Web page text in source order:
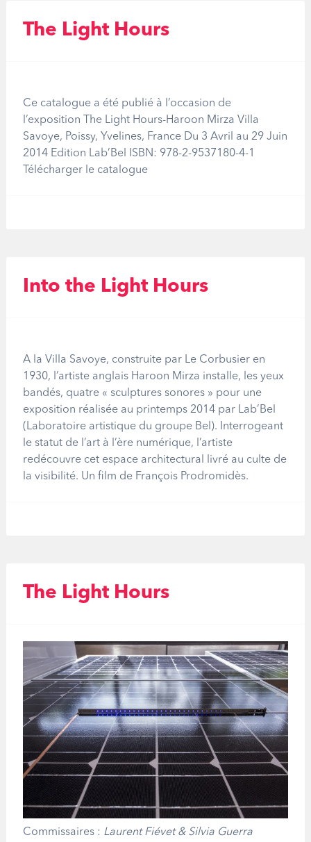
The Light Hours
Ce catalogue a été publié à l’occasion de
l’exposition The Light Hours-Haroon Mirza Villa
Savoye, Poissy, Yvelines, France Du 3 Avril au 29 Juin
2014 Edition Lab’Bel ISBN: 978-2-9537180-4-1
Télécharger le catalogue
Into the Light Hours
A la Villa Savoye, construite par Le Corbusier en
1930, l’artiste anglais Haroon Mirza installe, les yeux
bandés, quatre « sculptures sonores » pour une
exposition réalisée au printemps 2014 par Lab’Bel
(Laboratoire artistique du groupe Bel). Interrogeant
le statut de l’art à l’ère numérique, l’artiste
redécouvre cet espace architectural livré au culte de
la visibilité. Un film de François Prodromidès.
The Light Hours
Commissaires : Laurent Fiévet & Silvia Guerra